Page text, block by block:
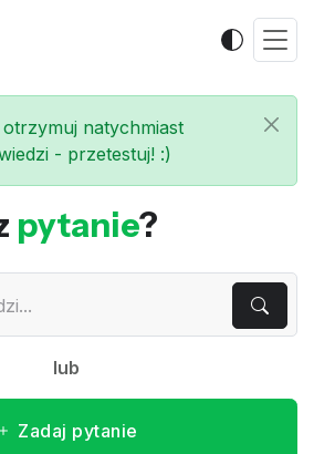
natychmiast
- przetestuj! :)
pytanie?
lub
Zadaj pytanie